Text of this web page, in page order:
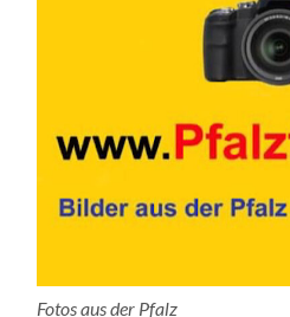
Fotos aus der Pfalz